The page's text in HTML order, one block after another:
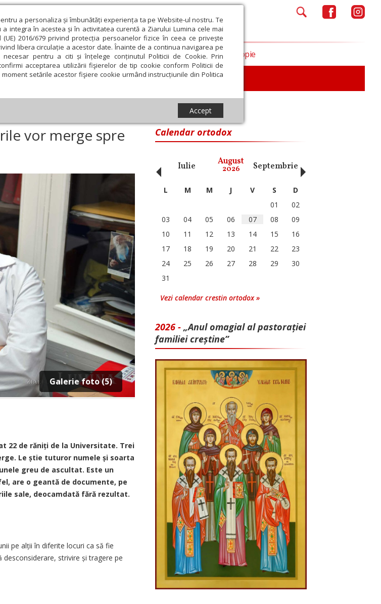
a personaliza și îmbunătăți experiența ta pe Website-ul nostru. Te
integra în acestea și în activitatea curentă a Ziarului Lumina cele mai
2016/679 privind protecția persoanelor fizice în ceea ce privește
libera circulație a acestor date. Înainte de a continua navigarea pe
pentru a citi și înțelege conținutul Politicii de Cookie. Prin
acceptarea utilizării fişierelor de tip cookie conform Politicii de
setările acestor fişiere cookie urmând instrucțiunile din Politica
Accept
Educaţie și Cultură
şi artistică Cultură Interviu
Societate Opinii Filantropie
că lucrurile vor merge spre bine!“
vor merge spre
Galerie foto (5)
22 de răniți de la Universitate. Trei
Le știe tuturor numele și soarta
greu de ascultat. Este un
are o geantă de documente, pe
sale, deocamdată fără rezultat.
pe alții în diferite locuri ca să fie
strivire și tragere pe
Calendar ortodox
Iulie August
2026 Septembrie Octombrie
‹ L M M J V S
D
01
02
03
04 05 06 07 08
09
10
11 12 13 14 15
16
17
18 19 20 21 22
23
24
25 26 27 28 29
30
31
Vezi calendar crestin ortodox »
2026 - „Anul omagial al pastorației
familiei creștine”